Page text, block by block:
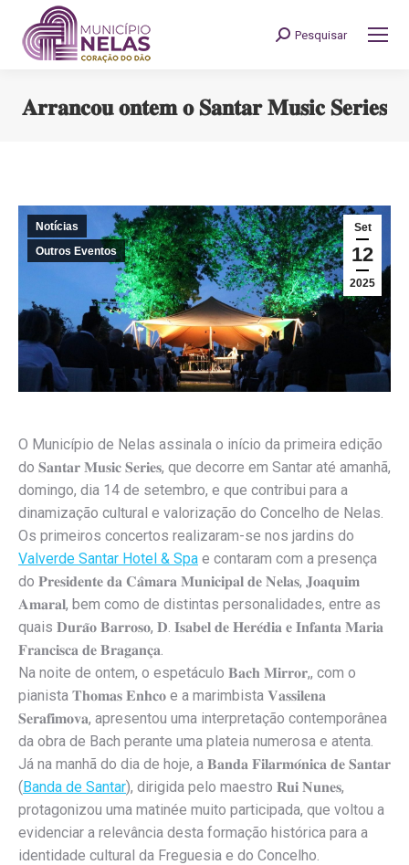
Search:
Pesquisar
𝐀𝐫𝐫𝐚𝐧𝐜𝐨𝐮 𝐨𝐧𝐭𝐞𝐦 𝐨 𝐒𝐚𝐧𝐭𝐚𝐫 𝐌𝐮𝐬𝐢𝐜 𝐒𝐞𝐫𝐢𝐞𝐬
Set
12
2025
Notícias
Outros Eventos
O Município de Nelas assinala o início da primeira edição
do 𝐒𝐚𝐧𝐭𝐚𝐫 𝐌𝐮𝐬𝐢𝐜 𝐒𝐞𝐫𝐢𝐞𝐬, que decorre em Santar até amanhã,
domingo, dia 14 de setembro, e que contribui para a
dinamização cultural e valorização do Concelho de Nelas.
Os primeiros concertos realizaram-se nos jardins do
Valverde Santar Hotel & Spa e contaram com a presença
do 𝐏𝐫𝐞𝐬𝐢𝐝𝐞𝐧𝐭𝐞 𝐝𝐚 𝐂𝐚̂𝐦𝐚𝐫𝐚 𝐌𝐮𝐧𝐢𝐜𝐢𝐩𝐚𝐥 𝐝𝐞 𝐍𝐞𝐥𝐚𝐬, 𝐉𝐨𝐚𝐪𝐮𝐢𝐦
𝐀𝐦𝐚𝐫𝐚𝐥, bem como de distintas personalidades, entre as
quais 𝐃𝐮𝐫𝐚̃𝐨 𝐁𝐚𝐫𝐫𝐨𝐬𝐨, 𝐃. 𝐈𝐬𝐚𝐛𝐞𝐥 𝐝𝐞 𝐇𝐞𝐫𝐞́𝐝𝐢𝐚 𝐞 𝐈𝐧𝐟𝐚𝐧𝐭𝐚 𝐌𝐚𝐫𝐢𝐚
𝐅𝐫𝐚𝐧𝐜𝐢𝐬𝐜𝐚 𝐝𝐞 𝐁𝐫𝐚𝐠𝐚𝐧𝐜̧𝐚.
Na noite de ontem, o espetáculo 𝐁𝐚𝐜𝐡 𝐌𝐢𝐫𝐫𝐨𝐫,, com o
pianista 𝐓𝐡𝐨𝐦𝐚𝐬 𝐄𝐧𝐡𝐜𝐨 e a marimbista 𝐕𝐚𝐬𝐬𝐢𝐥𝐞𝐧𝐚
𝐒𝐞𝐫𝐚𝐟𝐢𝐦𝐨𝐯𝐚, apresentou uma interpretação contemporânea
da obra de Bach perante uma plateia numerosa e atenta.
Já na manhã do dia de hoje, a 𝐁𝐚𝐧𝐝𝐚 𝐅𝐢𝐥𝐚𝐫𝐦𝐨́𝐧𝐢𝐜𝐚 𝐝𝐞 𝐒𝐚𝐧𝐭𝐚𝐫
(Banda de Santar), dirigida pelo maestro 𝐑𝐮𝐢 𝐍𝐮𝐧𝐞𝐬,
protagonizou uma matinée muito participada, que voltou a
evidenciar a relevância desta formação histórica para a
identidade cultural da Freguesia e do Concelho.